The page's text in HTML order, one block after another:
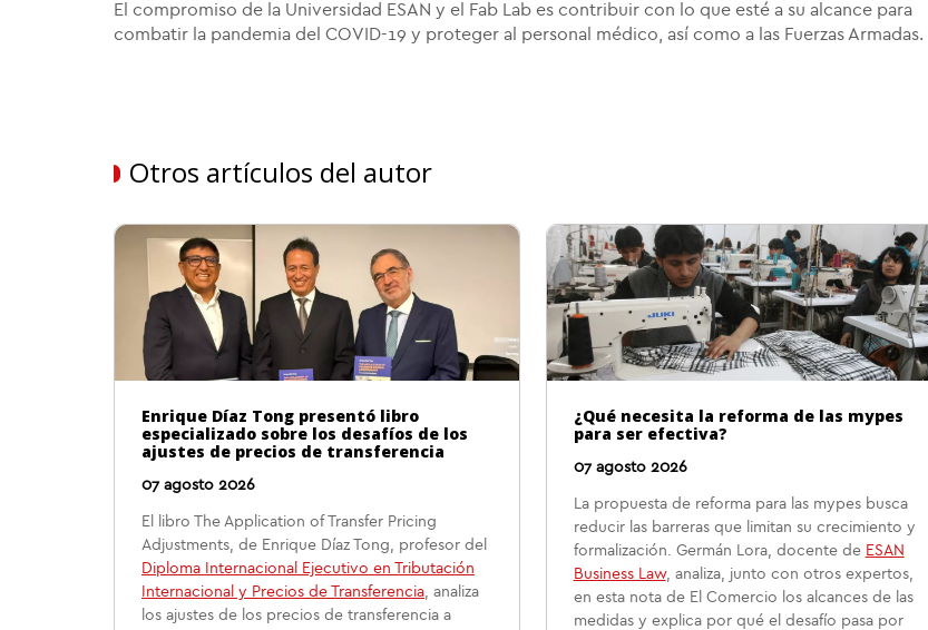
El compromiso de la Universidad ESAN y el Fab Lab es contribuir con lo que esté a su alcance para
combatir la pandemia del COVID-19 y proteger al personal médico, así como a las Fuerzas Armadas.
Otros artículos del autor
Enrique Díaz Tong presentó libro
especializado sobre los desafíos de los
ajustes de precios de transferencia
07 agosto 2026
El libro The Application of Transfer Pricing
Adjustments, de Enrique Díaz Tong, profesor del
Diploma Internacional Ejecutivo en Tributación
Internacional y Precios de Transferencia, analiza
los ajustes de los precios de transferencia a
¿Qué necesita la reforma de las mypes
para ser efectiva?
07 agosto 2026
La propuesta de reforma para las mypes busca
reducir las barreras que limitan su crecimiento y
formalización. Germán Lora, docente de ESAN
Business Law, analiza, junto con otros expertos,
en esta nota de El Comercio los alcances de las
medidas y explica por qué el desafío pasa por